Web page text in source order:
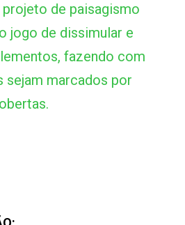
projeto de paisagismo
jogo de dissimular e
fazendo com
sejam marcados por